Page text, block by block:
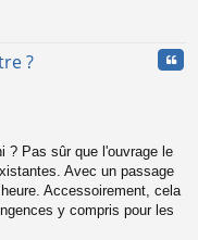
?
? Pas sûr que l'ouvrage le
Avec un passage
Accessoirement, cela
y compris pour les